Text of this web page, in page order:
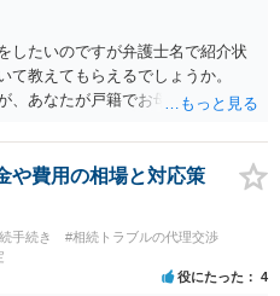
したいのですが弁護士名で紹介状
て教えてもらえるでしょうか。
、あなたが戸籍でお母さんの相続
分ではよくわからないということ
たら良いと思います。
や費用の相場と対応策
手続き
#相続トラブルの代理交渉
役にたった 4